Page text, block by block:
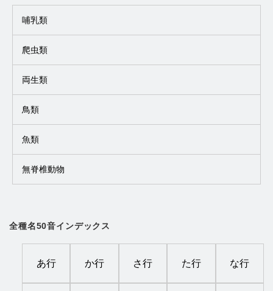
哺乳類
爬虫類
両生類
鳥類
魚類
無脊椎動物
全種名50音インデックス
あ行 か行 さ行 た行 な行